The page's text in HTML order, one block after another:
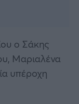
ο Σάκης
Μαριαλένα
υπέροχη